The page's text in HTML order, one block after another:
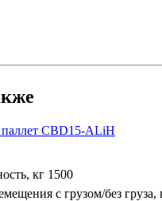
CBD15-ALiH
кг 1500
с грузом/без груза,